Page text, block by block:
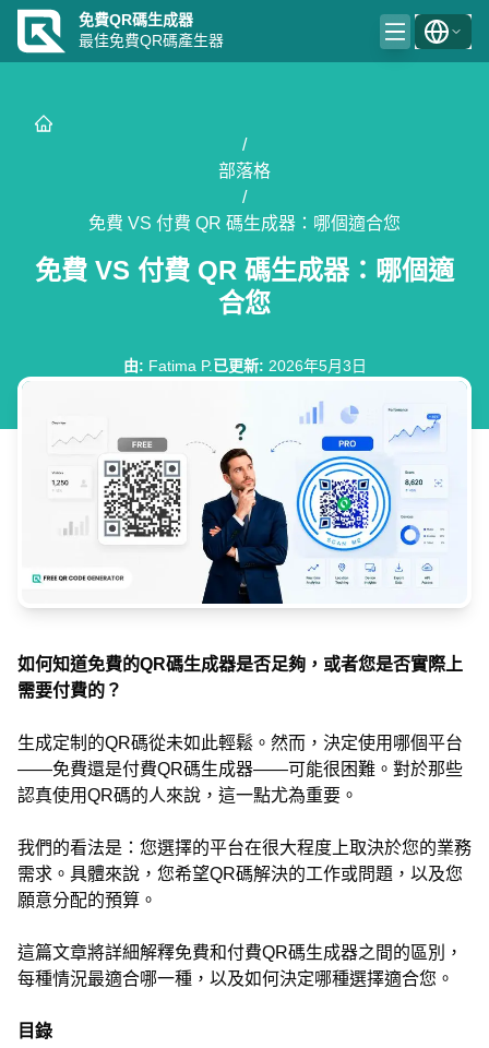
免費QR碼生成器
最佳免費QR碼產生器
/
部落格
/
免費 VS 付費 QR 碼生成器：哪個適合您
免費 VS 付費 QR 碼生成器：哪個適
合您
由: Fatima P.已更新: 2026年5月3日
如何知道免費的QR碼生成器是否足夠，或者您是否實際上
需要付費的？
生成定制的QR碼從未如此輕鬆。然而，決定使用哪個平台
——免費還是付費QR碼生成器——可能很困難。對於那些
認真使用QR碼的人來說，這一點尤為重要。
我們的看法是：您選擇的平台在很大程度上取決於您的業務
需求。具體來說，您希望QR碼解決的工作或問題，以及您
願意分配的預算。
這篇文章將詳細解釋免費和付費QR碼生成器之間的區別，
每種情況最適合哪一種，以及如何決定哪種選擇適合您。
目錄